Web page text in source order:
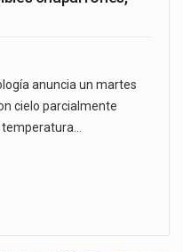
anuncia un martes
cielo parcialmente
temperatura…